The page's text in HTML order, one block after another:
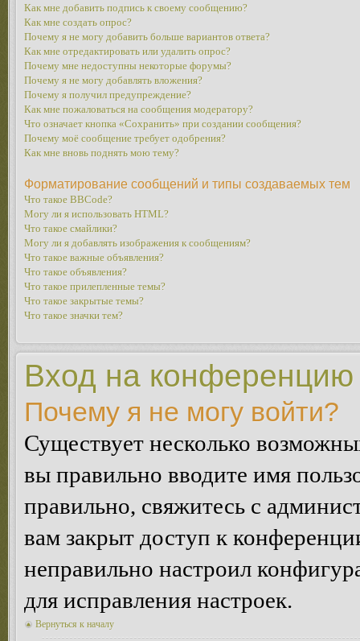
Как мне добавить подпись к своему сообщению?
Как мне создать опрос?
Почему я не могу добавить больше вариантов ответа?
Как мне отредактировать или удалить опрос?
Почему мне недоступны некоторые форумы?
Почему я не могу добавлять вложения?
Почему я получил предупреждение?
Как мне пожаловаться на сообщения модератору?
Что означает кнопка «Сохранить» при создании сообщения?
Почему моё сообщение требует одобрения?
Как мне вновь поднять мою тему?
Форматирование сообщений и типы создаваемых тем
Что такое BBCode?
Могу ли я использовать HTML?
Что такое смайлики?
Могу ли я добавлять изображения к сообщениям?
Что такое важные объявления?
Что такое объявления?
Что такое прилепленные темы?
Что такое закрытые темы?
Что такое значки тем?
Вход на конференцию
Почему я не могу войти?
Существует несколько
вы правильно вводите имя
правильно, свяжитесь с
вам закрыт доступ к
неправильно настроил
для исправления настроек.
Вернуться к началу